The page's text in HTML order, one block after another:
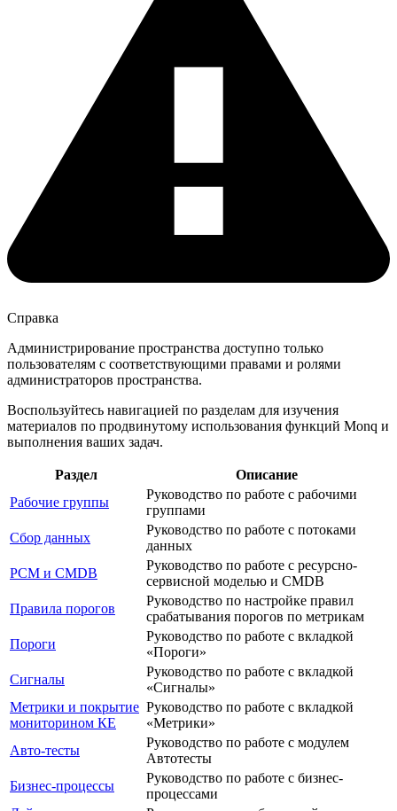
Справка
Администрирование пространства доступно только
пользователям с соответствующими правами и ролями
администраторов пространства.
Воспользуйтесь навигацией по разделам для изучения
материалов по продвинутому использования функций Monq и
выполнения ваших задач.
Раздел
Описание
Рабочие группы
Руководство по работе с рабочими
группами
Сбор данных
Руководство по работе с потоками
данных
РСМ и CMDB
Руководство по работе с ресурсно-
сервисной моделью и CMDB
Правила порогов
Руководство по настройке правил
срабатывания порогов по метрикам
Пороги
Руководство по работе с вкладкой
«Пороги»
Сигналы
Руководство по работе с вкладкой
«Сигналы»
Метрики и покрытие
мониторином КЕ
Руководство по работе с вкладкой
«Метрики»
Авто-тесты
Руководство по работе с модулем
Автотесты
Бизнес-процессы
Руководство по работе с бизнес-
процессами